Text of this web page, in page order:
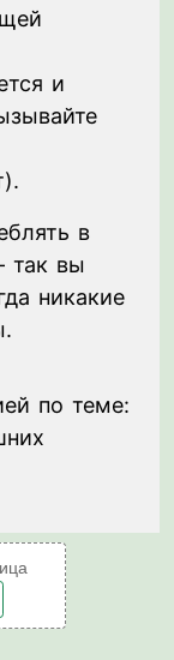
и
в
так вы
никакие
по теме: